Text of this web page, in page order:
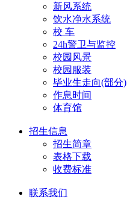
新风系统
饮水净水系统
校 车
24h警卫与监控
校园风景
校园服装
毕业生走向(部分)
作息时间
体育馆
招生信息
招生简章
表格下载
收费标准
联系我们